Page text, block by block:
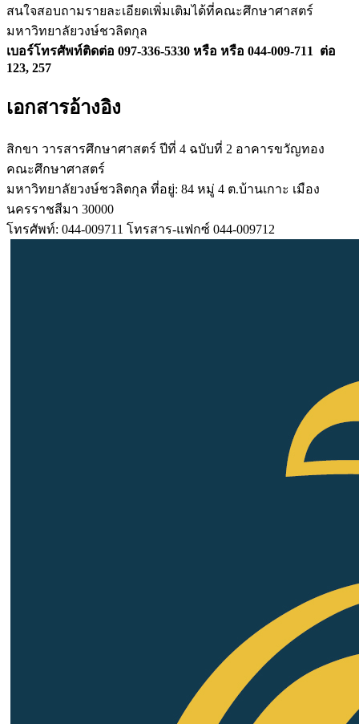
สนใจสอบถามรายละเอียดเพิ่มเติมได้ที่คณะศึกษาศาสตร์
มหาวิทยาลัยวงษ์ชวลิตกุล
เบอร์โทรศัพท์ติดต่อ 097-336-5330 หรือ หรือ 044-009-711 ต่อ
123, 257
เอกสารอ้างอิง
สิกขา วารสารศึกษาศาสตร์ ปีที่ 4 ฉบับที่ 2 อาคารขวัญทอง
คณะศึกษาศาสตร์
มหาวิทยาลัยวงษ์ชวลิตกุล ที่อยู่: 84 หมู่ 4 ต.บ้านเกาะ เมือง
นครราชสีมา 30000
โทรศัพท์: 044-009711 โทรสาร-แฟกซ์ 044-009712